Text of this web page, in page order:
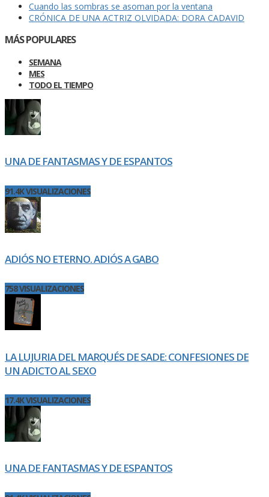
Cuando las sombras se asoman por la ventana
CRÓNICA DE UNA ACTRIZ OLVIDADA: DORA CADAVID
MÁS POPULARES
SEMANA
MES
TODO EL TIEMPO
UNA DE FANTASMAS Y DE ESPANTOS
91.4K VISUALIZACIONES
ADIÓS NO ETERNO. ADIÓS A GABO
758 VISUALIZACIONES
LA LUJURIA DEL MARQUÉS DE SADE: CONFESIONES DE
UN ADICTO AL SEXO
17.4K VISUALIZACIONES
UNA DE FANTASMAS Y DE ESPANTOS